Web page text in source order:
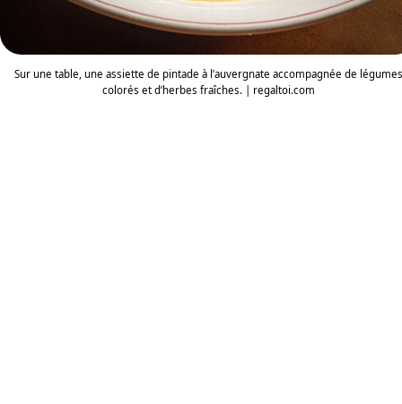
Sur une table, une assiette de pintade à l’auvergnate accompagnée de légumes
colorés et d’herbes fraîches. | regaltoi.com